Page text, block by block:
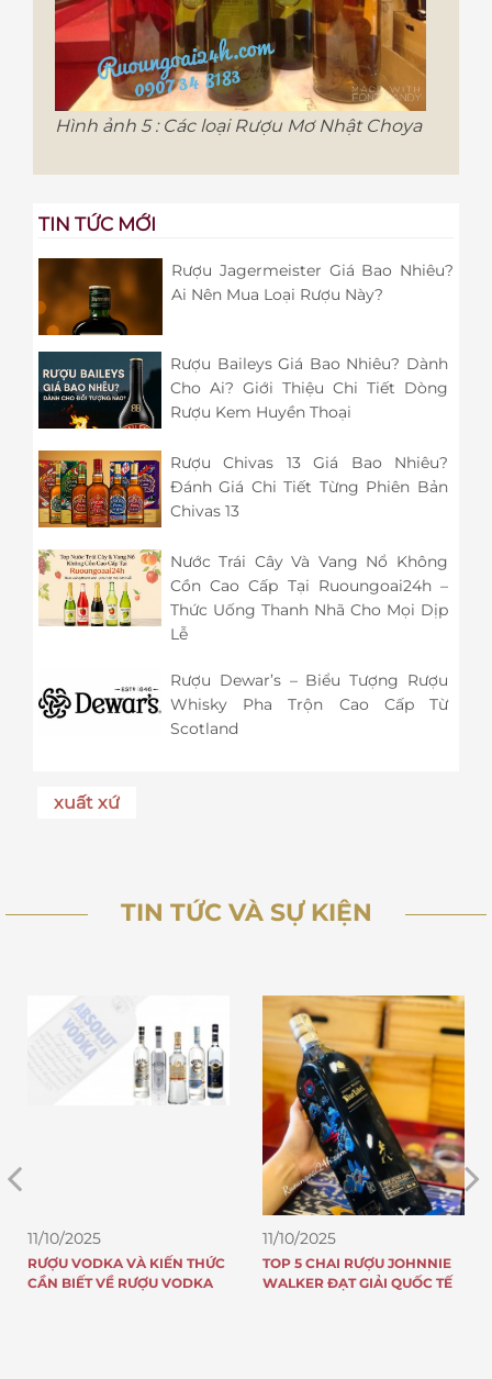
Hình ảnh 5 : Các loại Rượu Mơ Nhật Choya
TIN TỨC MỚI
Rượu Jagermeister Giá Bao Nhiêu?
Ai Nên Mua Loại Rượu Này?
Rượu Baileys Giá Bao Nhiêu? Dành
Cho Ai? Giới Thiệu Chi Tiết Dòng
Rượu Kem Huyền Thoại
Rượu Chivas 13 Giá Bao Nhiêu?
Đánh Giá Chi Tiết Từng Phiên Bản
Chivas 13
Nước Trái Cây Và Vang Nổ Không
Cồn Cao Cấp Tại Ruoungoai24h –
Thức Uống Thanh Nhã Cho Mọi Dịp
Lễ
Rượu Dewar’s – Biểu Tượng Rượu
Whisky Pha Trộn Cao Cấp Từ
Scotland
xuất xứ
TIN TỨC VÀ SỰ KIỆN
11/10/2025
TOP 5 CHAI RƯỢU JOHNNIE
WALKER ĐẠT GIẢI QUỐC TẾ
11/10/2025
8 LÝ DO TẠI SAO RƯỢU
JOHNNIE WALKER NỔI